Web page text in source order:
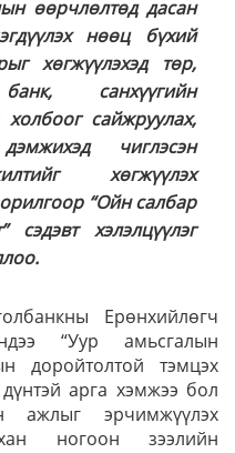
өөрчлөлтөд дасан
нөөц бүхий
хөгжүүлэхэд төр,
санхүүгийн
холбоог сайжруулах,
чиглэсэн
хөгжүүлэх
“Ойн салбар
хэлэлцүүлэг
Ерөнхийлөгч
“Уур амьсгалын
доройтолтой тэмцэх
арга хэмжээ бол
ажлыг эрчимжүүлэх
ногоон зээлийн